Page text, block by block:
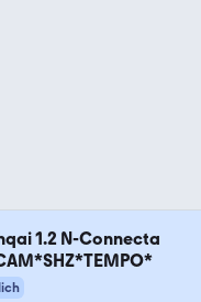
1.2 N-Connecta